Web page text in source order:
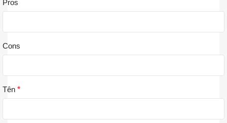
Pros
Cons
Tên *